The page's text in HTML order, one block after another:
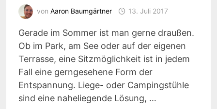
von Aaron Baumgärtner 13. Juli 2017
Gerade im Sommer ist man gerne draußen.
Ob im Park, am See oder auf der eigenen
Terrasse, eine Sitzmöglichkeit ist in jedem
Fall eine gerngesehene Form der
Entspannung. Liege- oder Campingstühle
sind eine naheliegende Lösung, …